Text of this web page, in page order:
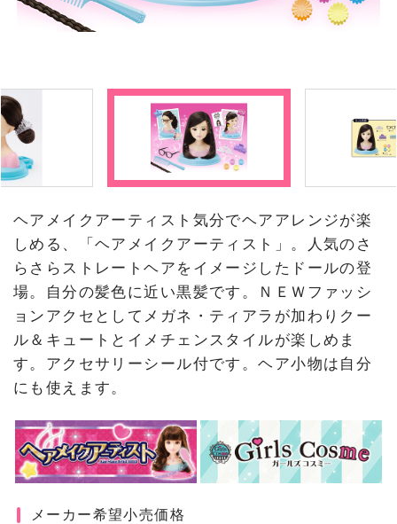
ヘアメイクアーティスト気分でヘアアレンジが楽
しめる、「ヘアメイクアーティスト」。人気のさ
らさらストレートヘアをイメージしたドールの登
場。自分の髪色に近い黒髪です。ＮＥＷファッシ
ョンアクセとしてメガネ・ティアラが加わりクー
ル＆キュートとイメチェンスタイルが楽しめま
す。アクセサリーシール付です。ヘア小物は自分
にも使えます。
メーカー希望小売価格